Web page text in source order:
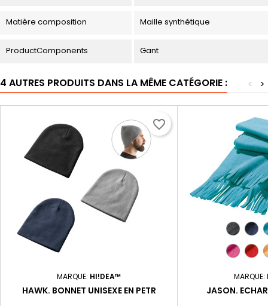
Matière composition Maille synthétique
ProductComponents Gant
4 AUTRES PRODUITS DANS LA MÊME CATÉGORIE : >
<
MARQUE: HI!DEA™
HAWK. BONNET UNISEXE EN PETR
favorite_border
MARQUE:
JASON.